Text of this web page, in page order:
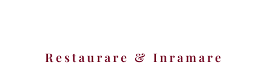
Restaurare & Inramare